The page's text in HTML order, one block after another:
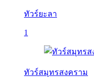
ทัวร์ยะลา
1
ทัวร์สมุทรสงคราม